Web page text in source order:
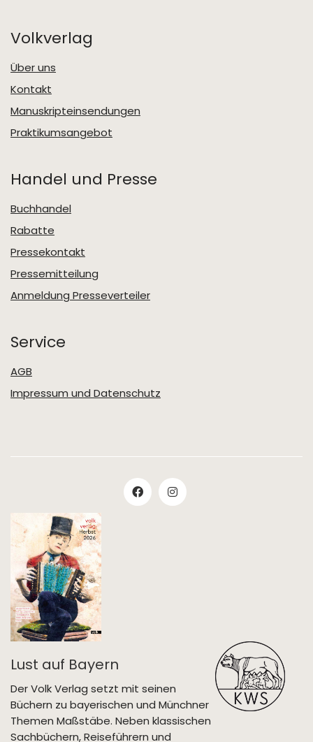
Volkverlag
Über uns
Kontakt
Manuskripteinsendungen
Praktikumsangebot
Handel und Presse
Buchhandel
Rabatte
Pressekontakt
Pressemitteilung
Anmeldung Presseverteiler
Service
AGB
Impressum und Datenschutz
Lust auf Bayern
Der Volk Verlag setzt mit seinen
Büchern zu bayerischen und Münchner
Themen Maßstäbe. Neben klassischen
Sachbüchern, Reiseführern und